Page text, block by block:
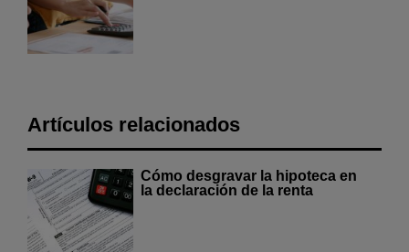
Artículos relacionados
Cómo desgravar la hipoteca en
la declaración de la renta